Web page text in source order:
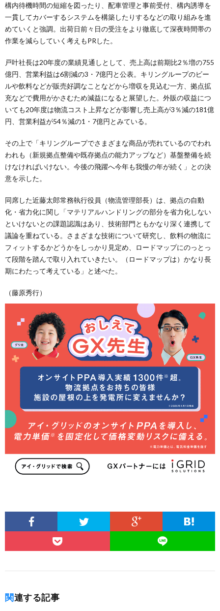
構内待機時間の短縮を図ったり、配車管理と事前受付、構内誘導を
一貫してカバーするシステムを構築したりするなどの取り組みを進
めていくと強調。出荷日前々日の受注をより徹底して深夜時間帯の
作業を減らしていく考えもPRした。
戸叶社長は20年度の業績見通しとして、売上高は前期比2％増の755
億円、営業利益は6割減の3・7億円と公表。キリングループのビー
ルや飲料などが販売好調なことなどから増収を見込む一方、拠点拡
充などで費用がかさむため減益になると展望した。外販の収益につ
いても20年度は物流コスト上昇などが影響し売上高が3％減の181億
円、営業利益が54％減の1・7億円とみている。
その上で「キリングループでさまざまな商品が売れているのでわれ
われも（新規拠点整備や既存拠点の能力アップなど）基盤整備を続
けなければいけない。今後の飛躍へ今年も我慢の年が続く」との決
意を示した。
同席した近藤太郎常務執行役員（物流管理部長）は、拠点の自動
化・省力化に関し「マテリアルハンドリングの部分を省力化しない
といけないとの課題認識はあり、技術部門ともかなり深く連携して
議論を重ねている。さまざまな技術について研究し、飲料の物流に
フィットするかどうかをしっかり見定め、ロードマップにのっとっ
て段階を踏んで取り入れていきたい。（ロードマップは）かなり長
期にわたって考えている」と述べた。
（藤原秀行）
関連する記事